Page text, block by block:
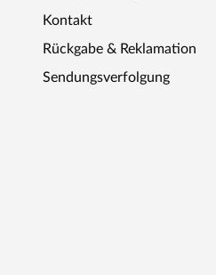
Kontakt
Rückgabe & Reklamation
Sendungsverfolgung